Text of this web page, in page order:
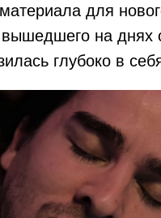
для
на днях
глубоко в